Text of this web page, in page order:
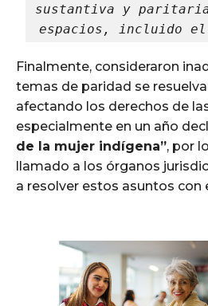
sustantiva y
espacios, incluido el
Finalmente, consideraron
temas de paridad se
afectando los derechos de
especialmente en un año
de la mujer indígena”, por
llamado a los órganos
a resolver estos asuntos con